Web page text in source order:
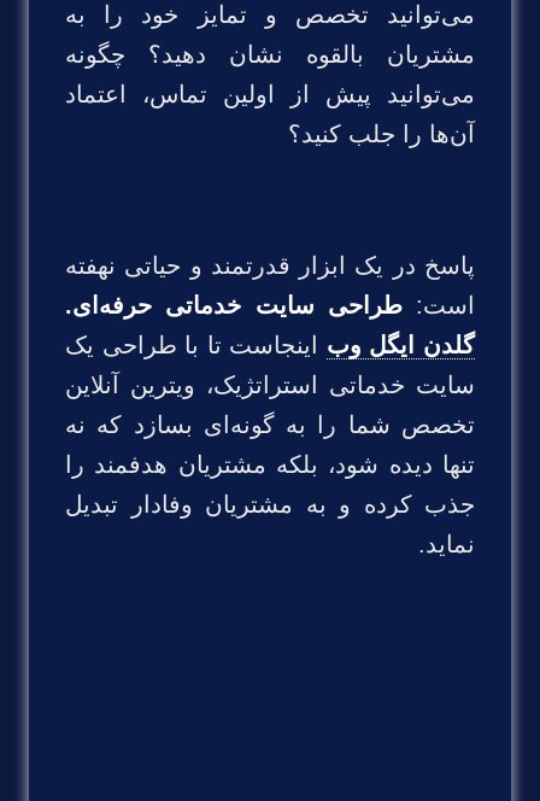
می‌توانید تخصص و تمایز خود را به
مشتریان بالقوه نشان دهید؟ چگونه
می‌توانید پیش از اولین تماس، اعتماد
آن‌ها را جلب کنید؟
پاسخ در یک ابزار قدرتمند و حیاتی نهفته
است:طراحی سایت خدماتی حرفه‌ای.
گلدن ایگل وب اینجاست تا با طراحی یک
سایت خدماتی استراتژیک، ویترین آنلاین
تخصص شما را به گونه‌ای بسازد که نه
تنها دیده شود، بلکه مشتریان هدفمند را
جذب کرده و به مشتریان وفادار تبدیل
نماید.